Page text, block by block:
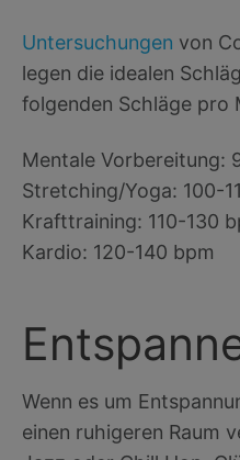
Untersuchungen von
legen die idealen
folgenden Schläge pro
Mentale Vorbereitung:
Stretching/Yoga: 100-
Krafttraining: 110-130
Kardio: 120-140 bpm
Wenn es um
einen ruhigeren Raum